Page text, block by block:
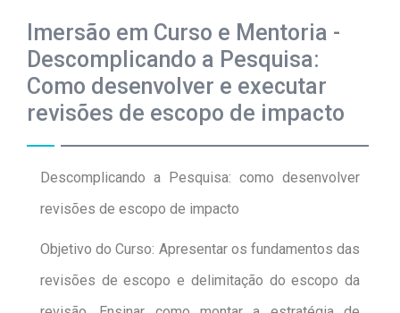
Imersão em Curso e Mentoria -
Descomplicando a Pesquisa:
Como desenvolver e executar
revisões de escopo de impacto
Descomplicando a Pesquisa: como desenvolver
revisões de escopo de impacto
Objetivo do Curso: Apresentar os fundamentos das
revisões de escopo e delimitação do escopo da